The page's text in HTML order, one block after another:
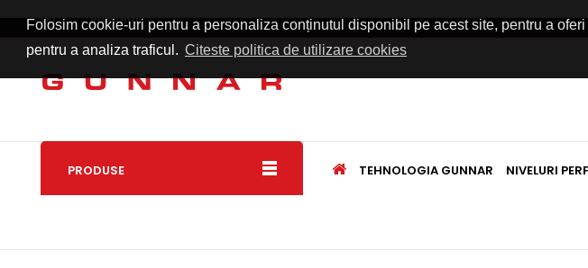
Folosim cookie-uri pentru a personaliza conținutul disponibil pe acest site, pentru a
pentru a analiza traficul. Citeste politica de utilizare cookies
LEI Romana
PRODUSE TEHNOLOGIA GUNNAR NIVELURI